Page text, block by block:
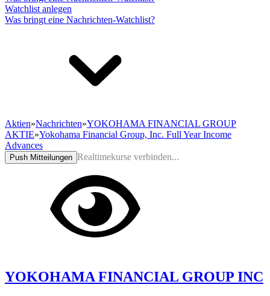
Watchlist anlegen
Was bringt eine Nachrichten-Watchlist?
Aktien»Nachrichten»YOKOHAMA FINANCIAL GROUP
AKTIE»Yokohama Financial Group, Inc. Full Year Income
Advances
Push Mitteilungen Realtimekurse verbinden...
YOKOHAMA FINANCIAL GROUP INC